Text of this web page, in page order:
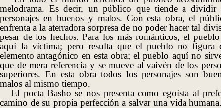
melodrama. Es decir, un público que tiende a dividir
personajes en buenos y malos. Con esta obra, el
enfrenta a la aterradora sorpresa de no poder hacer tal
pesar de los hechos. Para los más románticos, el
aquí la víctima; pero resulta que el pueblo no figura
elemento antagónico en esta obra; el pueblo aquí no
que de mera referencia y se mueve al vaivén de los
superiores. En esta obra todos los personajes son
malos al mismo tiempo.
El poeta Basho se nos presenta como egoísta al
camino de su propia perfección a salvar una vida